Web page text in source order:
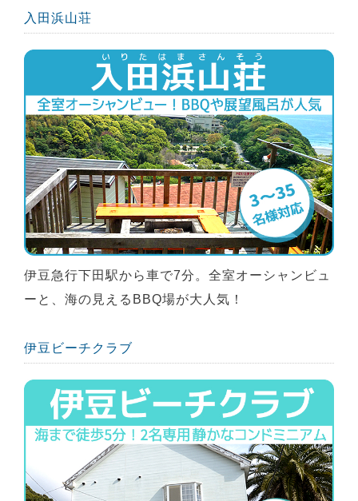
入田浜山荘
伊豆急行下田駅から車で7分。全室オーシャンビュ
ーと、海の見えるBBQ場が大人気！
伊豆ビーチクラブ